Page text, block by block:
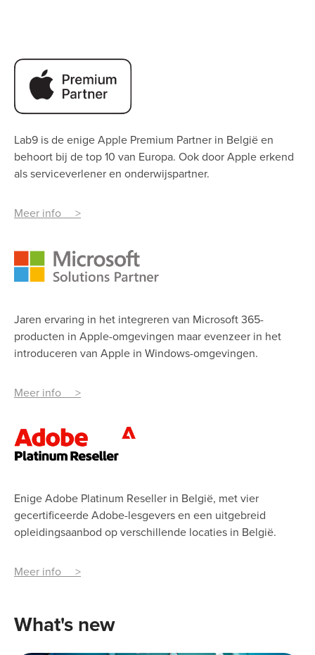
Lab9 is de enige Apple Premium Partner in België en
behoort bij de top 10 van Europa. Ook door Apple erkend
als serviceverlener en onderwijspartner.
Meer info >
Jaren ervaring in het integreren van Microsoft 365-
producten in Apple-omgevingen maar evenzeer in het
introduceren van Apple in Windows-omgevingen.
Meer info >
Enige Adobe Platinum Reseller in België, met vier
gecertificeerde Adobe-lesgevers en een uitgebreid
opleidingsaanbod op verschillende locaties in België.
Meer info >
What's new